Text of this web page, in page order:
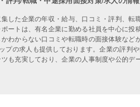
した企業の年収・給与、口コミ・評判、
ートは、有名企業に勤める社員を中心に
わからない口コミや転職時の面接体験など
の求人も提供しております。企業の評判
も充実しており、企業の人事制度や公的